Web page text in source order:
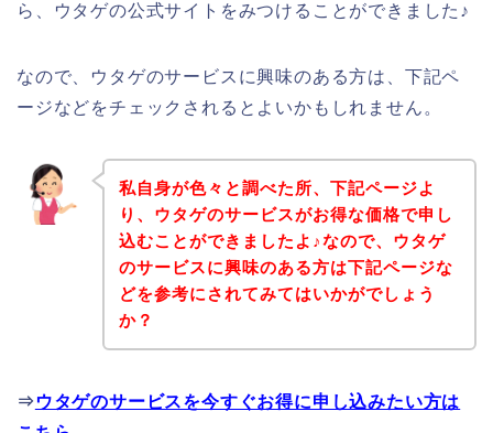
ら、ウタゲの公式サイトをみつけることができました♪
なので、ウタゲのサービスに興味のある方は、下記ペ
ージなどをチェックされるとよいかもしれません。
私自身が色々と調べた所、下記ページよ
り、ウタゲのサービスがお得な価格で申し
込むことができましたよ♪なので、ウタゲ
のサービスに興味のある方は下記ページな
どを参考にされてみてはいかがでしょう
か？
⇒ ウタゲのサービスを今すぐお得に申し込みたい方は